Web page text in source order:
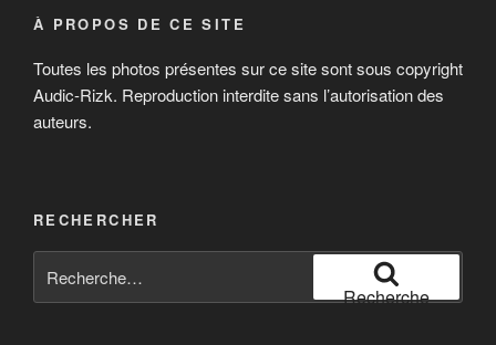
À PROPOS DE CE SITE
Toutes les photos présentes sur ce site sont sous copyright
Audic-Rizk. Reproduction interdite sans l’autorisation des
auteurs.
RECHERCHER
pour
Recherche